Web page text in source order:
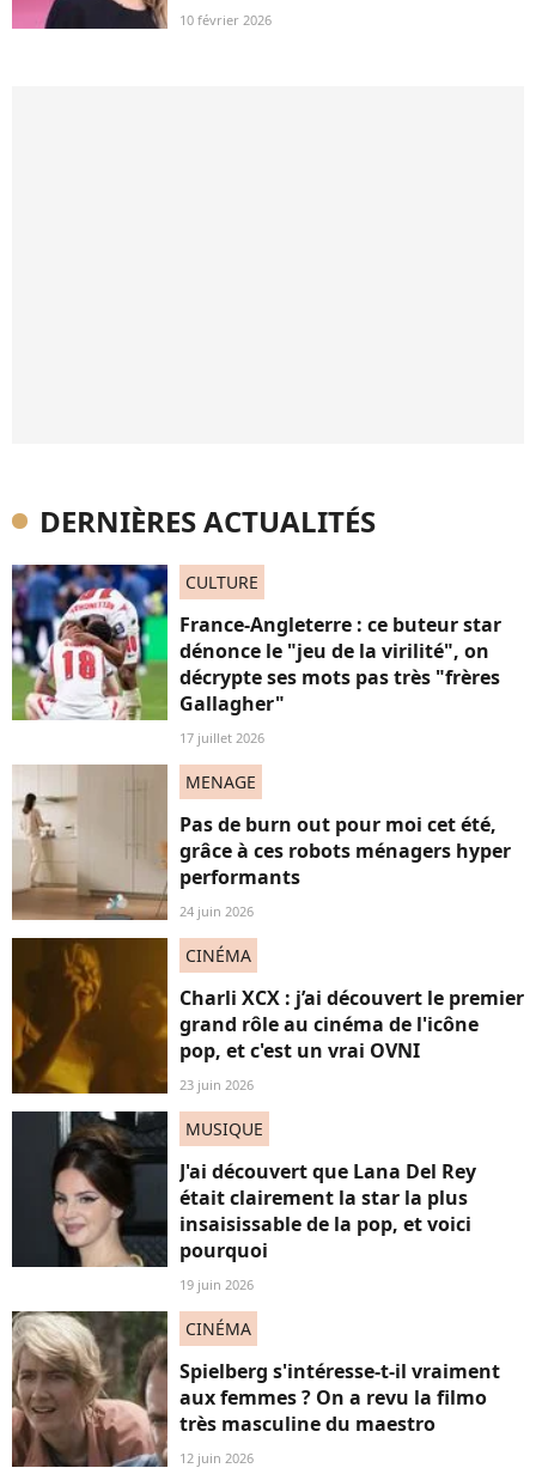
10 février 2026
DERNIÈRES ACTUALITÉS
CULTURE
France-Angleterre : ce buteur star
dénonce le "jeu de la virilité", on
décrypte ses mots pas très "frères
Gallagher"
17 juillet 2026
MENAGE
Pas de burn out pour moi cet été,
grâce à ces robots ménagers hyper
performants
24 juin 2026
CINÉMA
Charli XCX : j’ai découvert le premier
grand rôle au cinéma de l'icône
pop, et c'est un vrai OVNI
23 juin 2026
MUSIQUE
J'ai découvert que Lana Del Rey
était clairement la star la plus
insaisissable de la pop, et voici
pourquoi
19 juin 2026
CINÉMA
Spielberg s'intéresse-t-il vraiment
aux femmes ? On a revu la filmo
très masculine du maestro
12 juin 2026